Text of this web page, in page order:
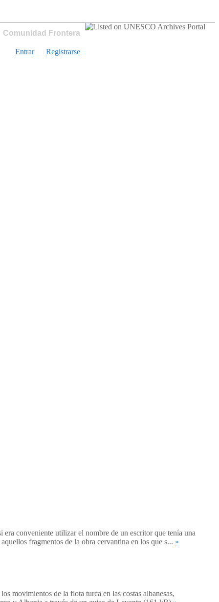
Comunidad Frontera
Entrar Registrarse
conveniente utilizar el nombre de un escritor que tenía una
fragmentos de la obra cervantina en los que s... »
movimientos de la flota turca en las costas albanesas,